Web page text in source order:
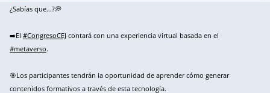
¿Sabías que...?💭
➡️El #CongresoCEJ contará con una experiencia virtual basada en el
#metaverso.
🎯Los participantes tendrán la oportunidad de aprender cómo generar
contenidos formativos a través de esta tecnología.